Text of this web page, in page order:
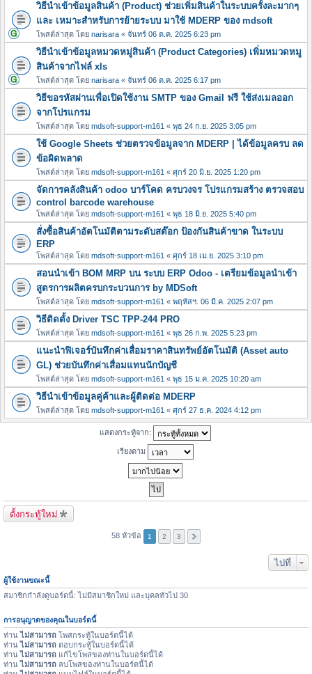
วิธีนำเข้าข้อมูลสินค้า (Product) ช่วยเพิ่มสินค้าในระบบครั้งละมากๆ
และ เหมาะสำหรับการย้ายระบบ มาใช้ MDERP ของ mdsoft
โพสต์ล่าสุด โดย narisara « จันทร์ 06 ต.ค. 2025 6:23 pm
วิธีนำเข้าข้อมูลหมวดหมู่สินค้า (Product Categories) เพิ่มหมวดหมู
สินค้าจากไฟล์ xls
โพสต์ล่าสุด โดย narisara « จันทร์ 06 ต.ค. 2025 6:17 pm
วิธีขอรหัสผ่านเพื่อเปิดใช้งาน SMTP ของ Gmail ฟรี ใช้ส่งเมลออก
จากโปรแกรม
โพสต์ล่าสุด โดย mdsoft-support-m161 « พุธ 24 ก.ย. 2025 3:05 pm
ใช้ Google Sheets ช่วยตรวจข้อมูลจาก MDERP | ได้ข้อมูลครบ ลด
ข้อผิดพลาด
โพสต์ล่าสุด โดย mdsoft-support-m161 « ศุกร์ 20 มิ.ย. 2025 1:20 pm
จัดการคลังสินค้า odoo บาร์โคด ครบวงจร โปรแกรมสร้าง ตรวจสอบ
control barcode warehouse
โพสต์ล่าสุด โดย mdsoft-support-m161 « พุธ 18 มิ.ย. 2025 5:40 pm
สั่งซื้อสินค้าอัตโนมัติตามระดับสต๊อก ป้องกันสินค้าขาด ในระบบ
ERP
โพสต์ล่าสุด โดย mdsoft-support-m161 « ศุกร์ 18 เม.ย. 2025 3:10 pm
สอนนำเข้า BOM MRP บน ระบบ ERP Odoo - เตรียมข้อมูลนำเข้า
สูตรการผลิตครบกระบวนการ by MDSoft
โพสต์ล่าสุด โดย mdsoft-support-m161 « พฤหัสฯ. 06 มี.ค. 2025 2:07 pm
วิธีติดตั้ง Driver TSC TPP-244 PRO
โพสต์ล่าสุด โดย mdsoft-support-m161 « พุธ 26 ก.พ. 2025 5:23 pm
แนะนำฟิเจอร์บันทึกค่าเสื่อมราคาสินทรัพย์อัตโนมัติ (Asset auto
GL) ช่วยบันทึกค่าเสื่อมแทนนักบัญชี
โพสต์ล่าสุด โดย mdsoft-support-m161 « พุธ 15 ม.ค. 2025 10:20 am
วิธีนำเข้าข้อมูลคู่ค้าและผู้ติดต่อ MDERP
โพสต์ล่าสุด โดย mdsoft-support-m161 « ศุกร์ 27 ธ.ค. 2024 4:12 pm
แสดงกระทู้จาก:
เรียงตาม
ตั้งกระทู้ใหม่
58 หัวข้อ 1 2 3
ไปที่
ผู้ใช้งานขณะนี้
สมาชิกกำลังดูบอร์ดนี้: ไม่มีสมาชิกใหม่ และบุคลทั่วไป 30
การอนุญาตของคุณในบอร์ดนี้
ท่านไม่สามารถ โพสกระทู้ในบอร์ดนี้ได้
ท่านไม่สามารถ ตอบกระทู้ในบอร์ดนี้ได้
ท่านไม่สามารถ แก้ไขโพสของท่านในบอร์ดนี้ได้
ท่านไม่สามารถ ลบโพสของท่านในบอร์ดนี้ได้